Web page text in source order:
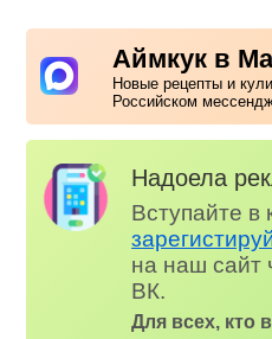
Аймкук в
Новые рецепты и
Российском
Надоела
Вступайте в
на наш сайт
ВК.
Для всех, кто